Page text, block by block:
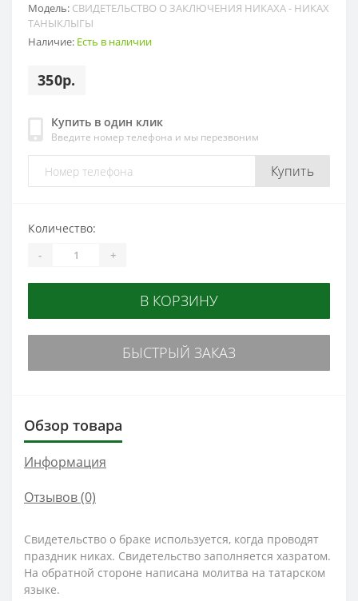
Модель: СВИДЕТЕЛЬСТВО О ЗАКЛЮЧЕНИЯ НИКАХА - НИКАХ
ТАНЫКЛЫГЫ
Наличие: Есть в наличии
350р.
Купить в один клик
Введите номер телефона и мы перезвоним
Купить
Количество:
- +
В КОРЗИНУ
БЫСТРЫЙ ЗАКАЗ
Обзор товара
Информация
Отзывов (0)
Свидетельство о браке используется, когда проводят
праздник никах. Свидетельство заполняется хазратом.
На обратной стороне написана молитва на татарском
языке.